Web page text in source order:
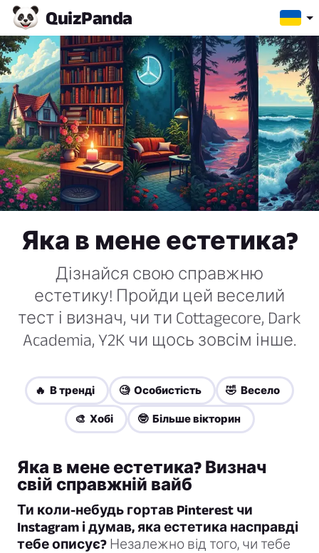
QuizPanda
Яка в мене естетика?
Дізнайся свою справжню
естетику! Пройди цей веселий
тест і визнач, чи ти Cottagecore, Dark
Academia, Y2K чи щось зовсім інше.
🔥 В тренді 🧐 Особистість 🤣 Весело
🎨 Хобі 🤓 Більше вікторин
Яка в мене естетика? Визнач
свій справжній вайб
Ти коли-небудь гортав Pinterest чи
Instagram і думав, яка естетика насправді
тебе описує? Незалежно від того, чи тебе